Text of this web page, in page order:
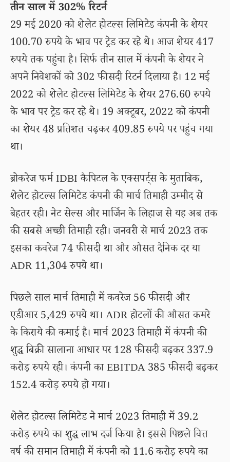
तीन साल में 302% रिटर्न
29 मई 2020 को शेलेट होटल्स लिमिटेड कंपनी के शेयर
100.70 रुपये के भाव पर ट्रेड कर रहे थे। आज शेयर 417
रुपये तक पहुंचा है। सिर्फ तीन साल में कंपनी के शेयर ने
अपने निवेशकों को 302 फीसदी रिटर्न दिलाया है। 12 मई
2022 को शेलेट होटल्स लिमिटेड के शेयर 276.60 रुपये
के भाव पर ट्रेड कर रहे थे। 19 अक्टूबर, 2022 को कंपनी
का शेयर 48 प्रतिशत चढ़कर 409.85 रुपये पर पहुंच गया
था।
ब्रोकरेज फर्म IDBI कैपिटल के एक्सपर्ट्स के मुताबिक,
शेलेट होटल्स लिमिटेड कंपनी की मार्च तिमाही उम्मीद से
बेहतर रही। नेट सेल्स और मार्जिन के लिहाज से यह अब तक
की सबसे अच्छी तिमाही रही। जनवरी से मार्च 2023 तक
इसका कवरेज 74 फीसदी था और औसत दैनिक दर या
ADR 11,304 रुपये था।
पिछले साल मार्च तिमाही में कवरेज 56 फीसदी और
एडीआर 5,429 रुपये था। ADR होटलों की औसत कमरे
के किराये की कमाई है। मार्च 2023 तिमाही में कंपनी की
शुद्ध बिक्री सालाना आधार पर 128 फीसदी बढ़कर 337.9
करोड़ रुपये रही। कंपनी का EBITDA 385 फीसदी बढ़कर
152.4 करोड़ रुपये हो गया।
शेलेट होटल्स लिमिटेड ने मार्च 2023 तिमाही में 39.2
करोड़ रुपये का शुद्ध लाभ दर्ज किया है। इससे पिछले वित्त
वर्ष की समान तिमाही में कंपनी को 11.6 करोड़ रुपये का